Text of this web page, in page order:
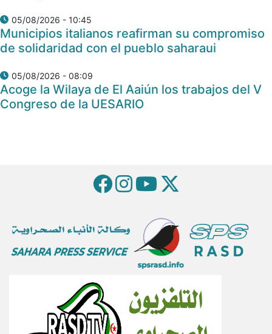
05/08/2026 - 10:45
Municipios italianos reafirman su compromiso
de solidaridad con el pueblo saharaui
05/08/2026 - 08:09
Acoge la Wilaya de El Aaiún los trabajos del V
Congreso de la UESARIO